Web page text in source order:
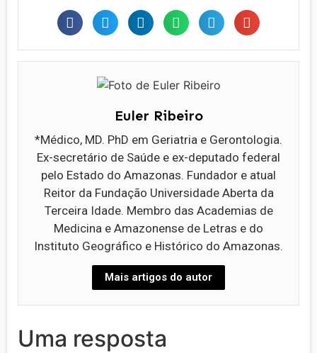
Euler Ribeiro
*Médico, MD. PhD em Geriatria e Gerontologia.
Ex-secretário de Saúde e ex-deputado federal
pelo Estado do Amazonas. Fundador e atual
Reitor da Fundação Universidade Aberta da
Terceira Idade. Membro das Academias de
Medicina e Amazonense de Letras e do
Instituto Geográfico e Histórico do Amazonas.
Mais artigos do autor
Uma resposta